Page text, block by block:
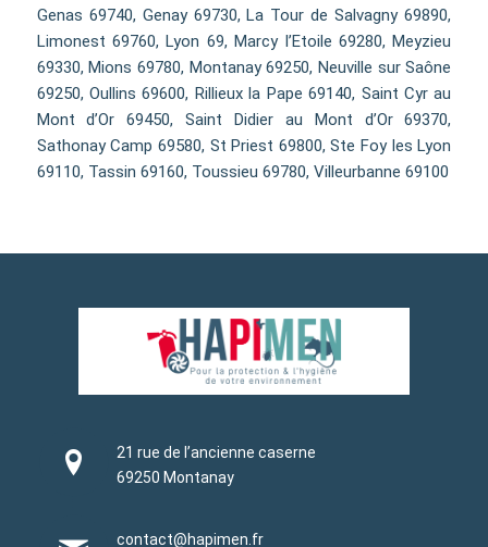
Genas 69740, Genay 69730, La Tour de Salvagny 69890,
Limonest 69760, Lyon 69, Marcy l’Etoile 69280, Meyzieu
69330, Mions 69780, Montanay 69250, Neuville sur Saône
69250, Oullins 69600, Rillieux la Pape 69140, Saint Cyr au
Mont d’Or 69450, Saint Didier au Mont d’Or 69370,
Sathonay Camp 69580, St Priest 69800, Ste Foy les Lyon
69110, Tassin 69160, Toussieu 69780, Villeurbanne 69100
21 rue de l’ancienne caserne
69250 Montanay
contact@hapimen.fr